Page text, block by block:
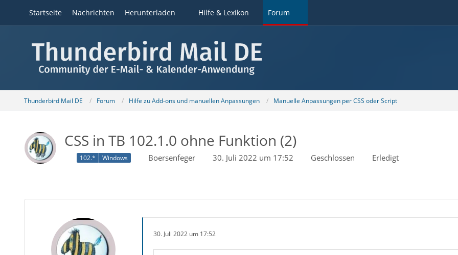
Startseite Nachrichten Herunterladen Hilfe & Lexikon Forum
Thunderbird Mail DE Forum Hilfe zu Add-ons und manuellen Anpassungen Manuelle Anpassungen per CSS oder Script
CSS in TB 102.1.0 ohne Funktion (2)
102.* Windows Boersenfeger 30. Juli 2022 um 17:52 Geschlossen Erledigt
30. Juli 2022 um 17:52